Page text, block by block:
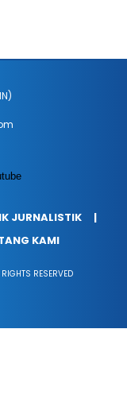
JURNALISTIK
KAMI
RESERVED